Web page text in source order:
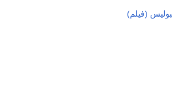
(فيلم)